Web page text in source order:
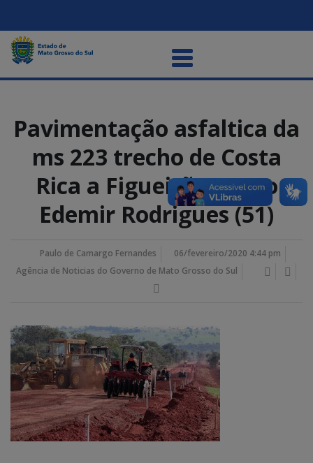
Pavimentação asfaltica da
ms 223 trecho de Costa
Rica a Figueirão – Foto
Edemir Rodrigues (51)
Paulo de Camargo Fernandes
06/fevereiro/2020 4:44 pm
Agência de Noticias do Governo de Mato Grosso do Sul